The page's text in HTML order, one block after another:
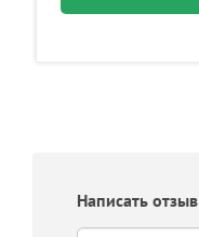
Написать отзыв